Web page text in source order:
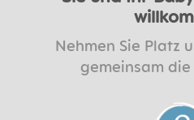
Nehmen Sie Platz
gemeinsam